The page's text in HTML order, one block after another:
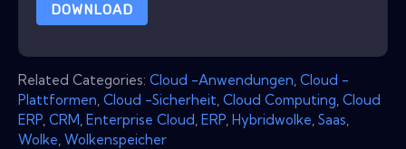
DOWNLOAD
Related Categories: Cloud -Anwendungen Cloud -
Plattformen Cloud -Sicherheit Cloud Computing Cloud
ERP CRM Enterprise Cloud ERP Hybridwolke Saas
Wolke Wolkenspeicher